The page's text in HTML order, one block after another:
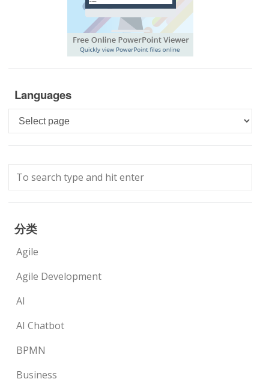
Languages
Languages
分类
Agile
Agile Development
AI
AI Chatbot
BPMN
Business